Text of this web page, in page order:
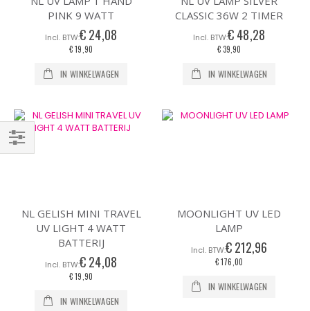
PINK 9 WATT
€ 24,08
€ 19,90
IN WINKELWAGEN
CLASSIC 36W 2 TIMER
€ 48,28
€ 39,90
IN WINKELWAGEN
NL GELISH MINI TRAVEL
UV LIGHT 4 WATT
BATTERIJ
€ 24,08
€ 19,90
IN WINKELWAGEN
MOONLIGHT UV LED
LAMP
€ 212,96
€ 176,00
IN WINKELWAGEN
Filteren